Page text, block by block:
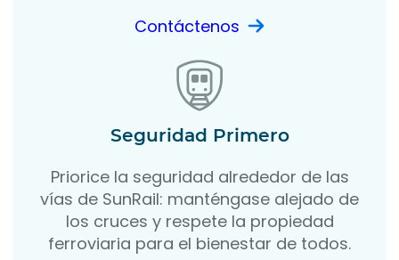
Contáctenos
Seguridad Primero
Priorice la seguridad alrededor de las
vías de SunRail: manténgase alejado de
los cruces y respete la propiedad
ferroviaria para el bienestar de todos.